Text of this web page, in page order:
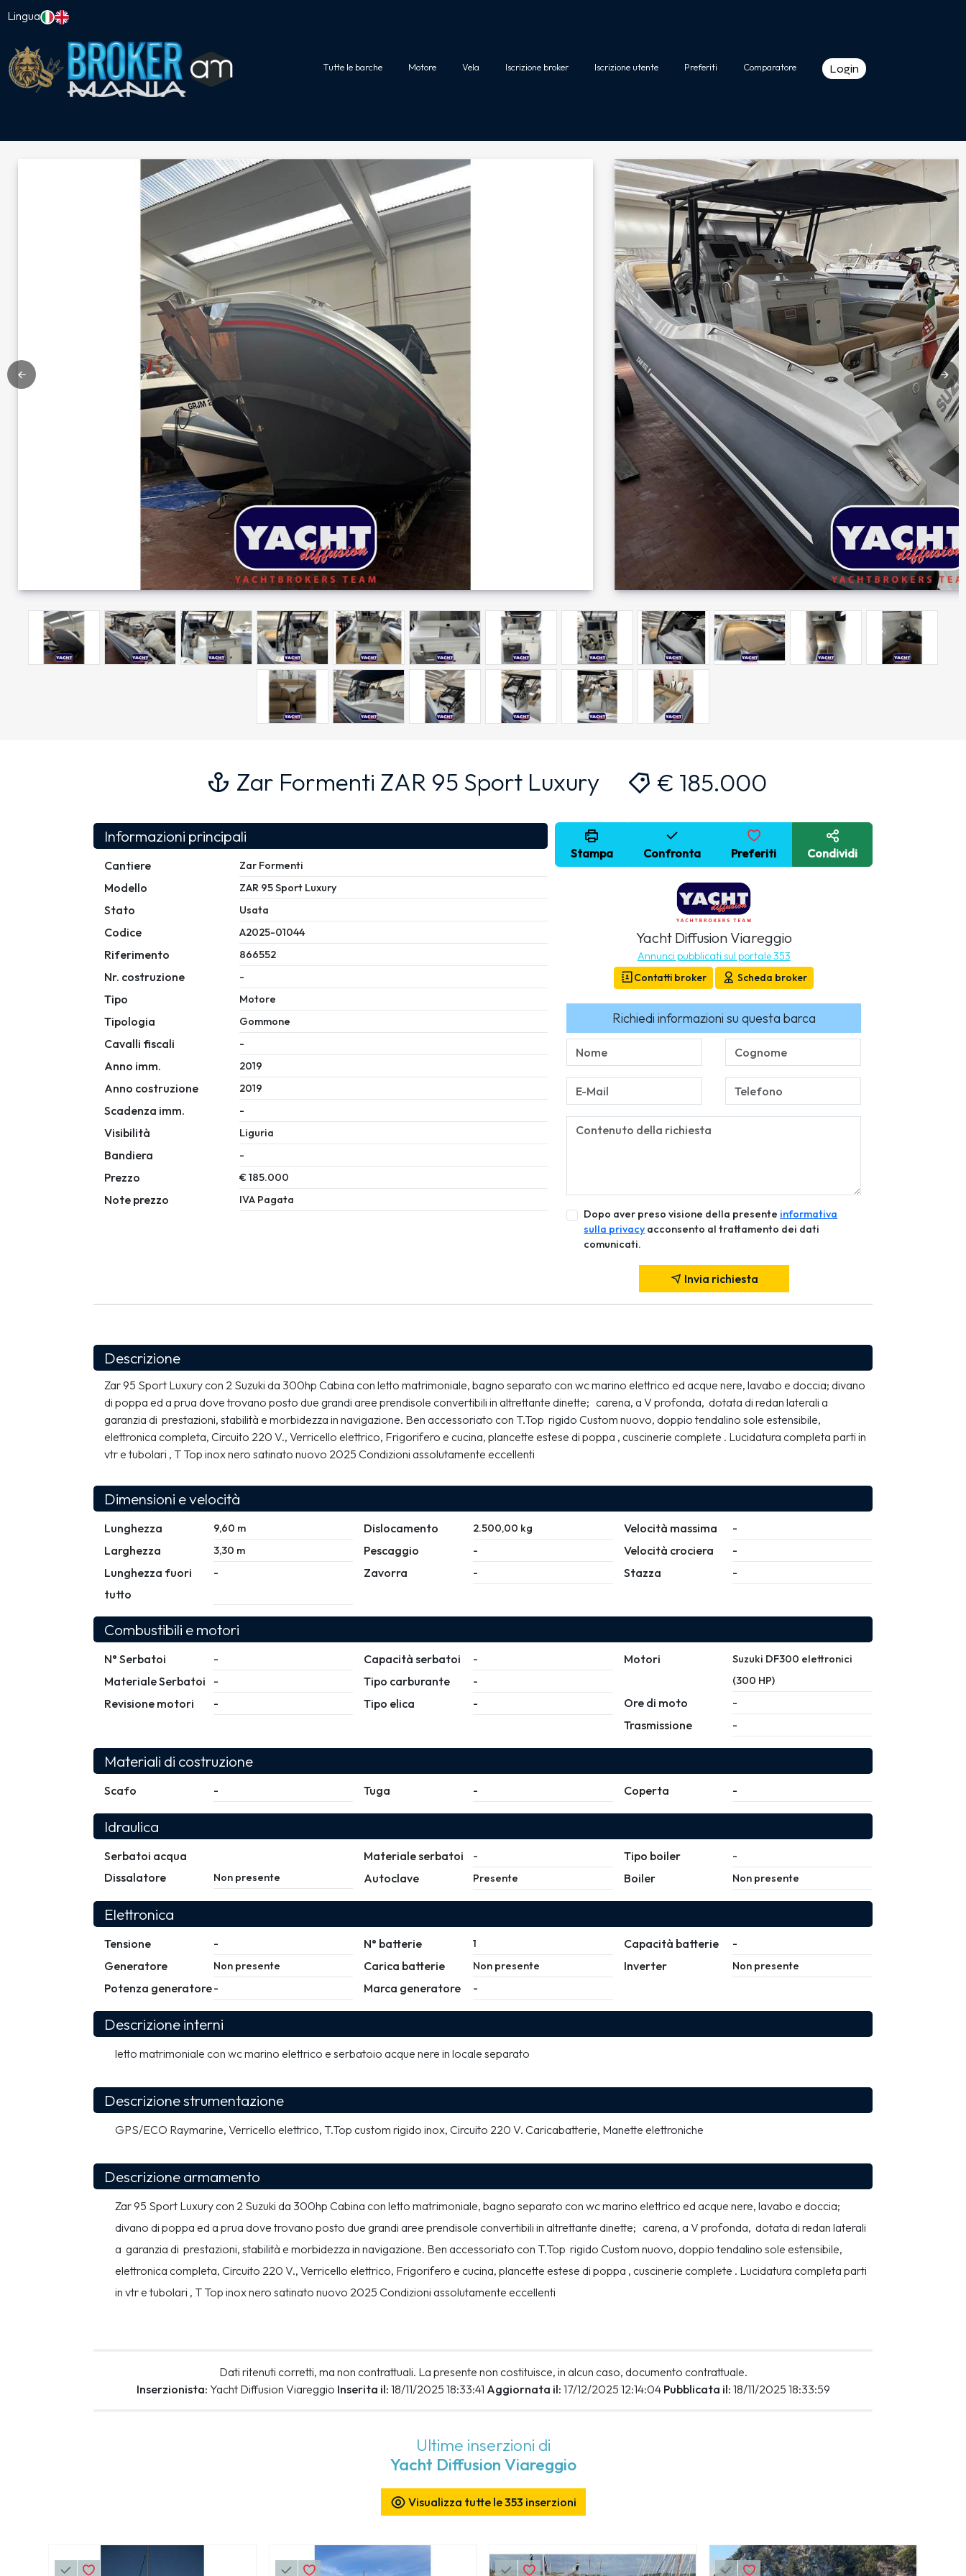
Lingua
Tutte le barche Motore Vela Iscrizione broker Iscrizione utente Preferiti Comparatore Login
Zar Formenti ZAR 95 Sport Luxury € 185.000
Informazioni principali
Cantiere Zar Formenti
Modello ZAR 95 Sport Luxury
Stato Usata
Codice A2025-01044
Riferimento 866552
Nr. costruzione -
Tipo Motore
Tipologia Gommone
Cavalli fiscali -
Anno imm. 2019
Anno costruzione 2019
Scadenza imm. -
Visibilità Liguria
Bandiera -
Prezzo € 185.000
Note prezzo IVA Pagata
Stampa Confronta Preferiti Condividi
Yacht Diffusion Viareggio
Annunci pubblicati sul portale 353
Contatti broker
Scheda broker
Richiedi informazioni su questa barca
Dopo aver preso visione della presente informativa
sulla privacy acconsento al trattamento dei dati
comunicati.
Invia richiesta
Descrizione
Zar 95 Sport Luxury con 2 Suzuki da 300hp Cabina con letto matrimoniale, bagno separato con wc marino elettrico ed acque nere, lavabo e doccia; divano
di poppa ed a prua dove trovano posto due grandi aree prendisole convertibili in altrettante dinette;   carena, a V profonda,  dotata di redan laterali a
garanzia di  prestazioni, stabilità e morbidezza in navigazione. Ben accessoriato con T.Top  rigido Custom nuovo, doppio tendalino sole estensibile,
elettronica completa, Circuito 220 V., Verricello elettrico, Frigorifero e cucina, plancette estese di poppa , cuscinerie complete . Lucidatura completa parti in
vtr e tubolari , T Top inox nero satinato nuovo 2025 Condizioni assolutamente eccellenti
Dimensioni e velocità
Lunghezza 9,60 m
Larghezza 3,30 m
Lunghezza fuori
tutto
-
Dislocamento 2.500,00 kg
Pescaggio -
Zavorra -
Velocità massima -
Velocità crociera -
Stazza -
Combustibili e motori
N° Serbatoi -
Materiale Serbatoi -
Revisione motori -
Capacità serbatoi -
Tipo carburante -
Tipo elica -
Motori
Suzuki DF300 elettronici
(300 HP)
Ore di moto -
Trasmissione -
Materiali di costruzione
Scafo - Tuga - Coperta -
Idraulica
Serbatoi acqua
Dissalatore
Non presente
Materiale serbatoi -
Autoclave Presente
Tipo boiler -
Boiler Non presente
Elettronica
Tensione -
Generatore Non presente
Potenza generatore-
N° batterie 1
Carica batterie Non presente
Marca generatore -
Capacità batterie -
Inverter Non presente
Descrizione interni
letto matrimoniale con wc marino elettrico e serbatoio acque nere in locale separato
Descrizione strumentazione
GPS/ECO Raymarine, Verricello elettrico, T.Top custom rigido inox, Circuito 220 V. Caricabatterie, Manette elettroniche
Descrizione armamento
Zar 95 Sport Luxury con 2 Suzuki da 300hp Cabina con letto matrimoniale, bagno separato con wc marino elettrico ed acque nere, lavabo e doccia;
divano di poppa ed a prua dove trovano posto due grandi aree prendisole convertibili in altrettante dinette;   carena, a V profonda,  dotata di redan laterali
a  garanzia di  prestazioni, stabilità e morbidezza in navigazione. Ben accessoriato con T.Top  rigido Custom nuovo, doppio tendalino sole estensibile,
elettronica completa, Circuito 220 V., Verricello elettrico, Frigorifero e cucina, plancette estese di poppa , cuscinerie complete . Lucidatura completa parti
in vtr e tubolari , T Top inox nero satinato nuovo 2025 Condizioni assolutamente eccellenti
Dati ritenuti corretti, ma non contrattuali. La presente non costituisce, in alcun caso, documento contrattuale.
Inserzionista: Yacht Diffusion Viareggio Inserita il: 18/11/2025 18:33:41 Aggiornata il: 17/12/2025 12:14:04 Pubblicata il: 18/11/2025 18:33:59
Ultime inserzioni di
Yacht Diffusion Viareggio
Visualizza tutte le 353 inserzioni